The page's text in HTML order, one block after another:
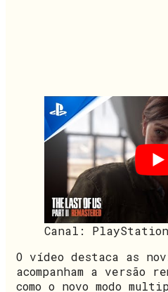
Canal: PlayStation
O vídeo destaca as
acompanham a versão
como o novo modo